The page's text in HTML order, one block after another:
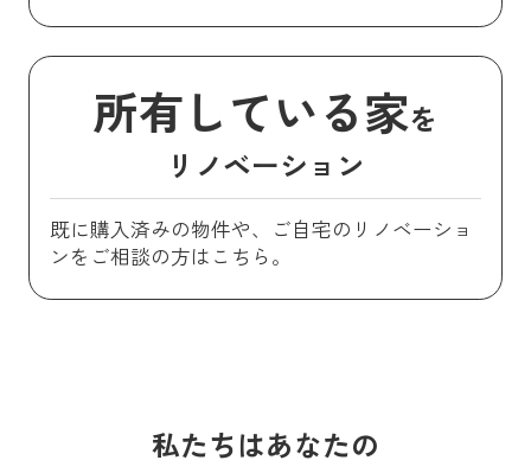
所有している家を
リノベーション
既に購入済みの物件や、ご自宅のリノベーショ
ンをご相談の方はこちら。
私たちはあなたの